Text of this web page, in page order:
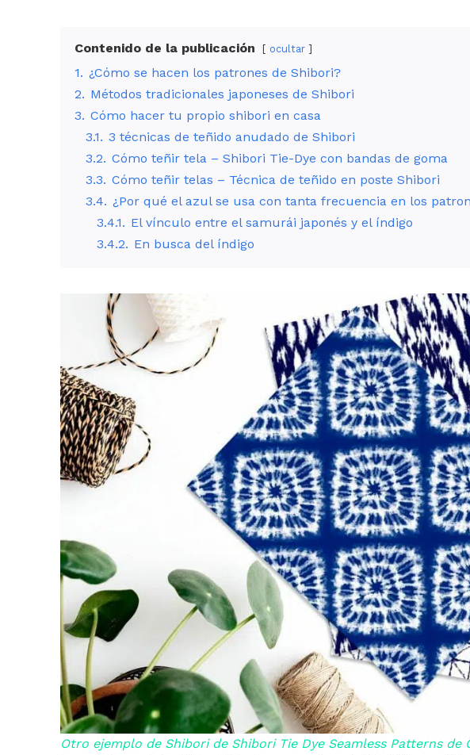
Contenido de la publicación ocultar
1. ¿Cómo se hacen los patrones de Shibori?
2. Métodos tradicionales japoneses de Shibori
3. Cómo hacer tu propio shibori en casa
3.1. 3 técnicas de teñido anudado de Shibori
3.2. Cómo teñir tela – Shibori Tie-Dye con bandas de goma
3.3. Cómo teñir telas – Técnica de teñido en poste Shibori
3.4. ¿Por qué el azul se usa con tanta frecuencia en los
3.4.1. El vínculo entre el samurái japonés y el índigo
3.4.2. En busca del índigo
Otro ejemplo de Shibori de Shibori Tie Dye Seamless Patterns de